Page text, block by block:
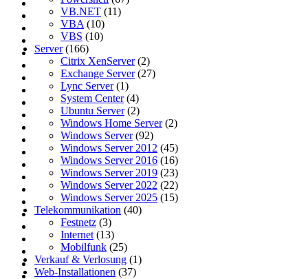
VB.NET (11)
VBA (10)
VBS (10)
Server(166)
Citrix XenServer(2)
Exchange Server(27)
Lync Server(1)
System Center(4)
Ubuntu Server(2)
Windows Home Server(2)
Windows Server(92)
Windows Server 2012 (45)
Windows Server 2016 (16)
Windows Server 2019 (23)
Windows Server 2022 (22)
Windows Server 2025 (15)
Telekommunikation (40)
Festnetz (3)
Internet (13)
Mobilfunk (25)
Verkauf & Verlosung (1)
Web-Installationen (37)